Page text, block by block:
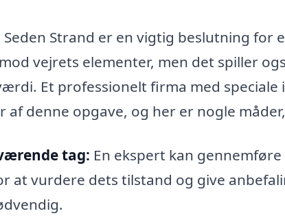
Strand er en vigtig beslutning for
vejrets elementer, men det spiller
Et professionelt firma med
af denne opgave, og her er nogle
tag: En ekspert kan
at vurdere dets tilstand og give